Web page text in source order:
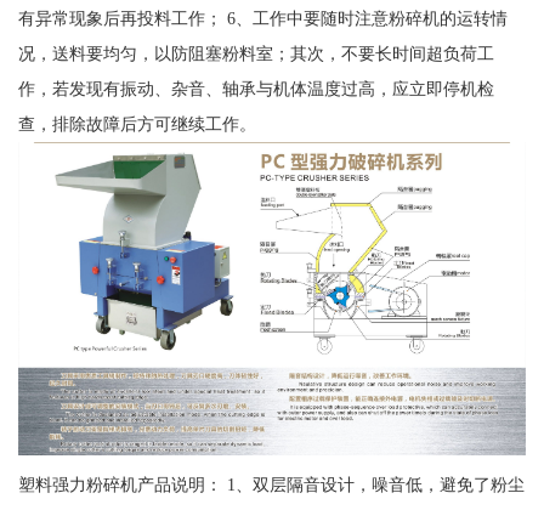
有异常现象后再投料工作； 6、工作中要随时注意粉碎机的运转情
况，送料要均匀，以防阻塞粉料室；其次，不要长时间超负荷工
作，若发现有振动、杂音、轴承与机体温度过高，应立即停机检
查，排除故障后方可继续工作。
塑料强力粉碎机产品说明： 1、双层隔音设计，噪音低，避免了粉尘